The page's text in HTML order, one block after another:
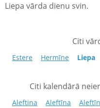
Liepa vārda dienu svin.
Citi
Estere Hermīne Liepa
Citi kalendārā
Aleftina Aleftīna